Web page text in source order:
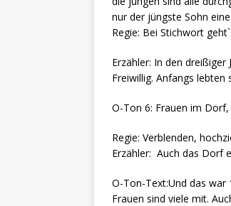
nur der jüngste Sohn
Regie: Bei Stichwort
Erzähler: In den
Freiwillig. Anfangs
O-Ton 6: Frauen im
Regie: Verblenden,
Erzähler: Auch das Dorf
O-Ton-Text:Und das war
Frauen sind viele mit.